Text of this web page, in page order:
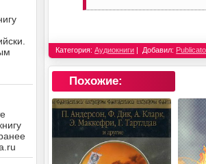
Категория:Аудиокниги Добавил:
Похожие: